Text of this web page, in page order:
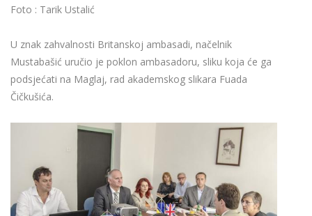
Foto : Tarik Ustalić
U znak zahvalnosti Britanskoj ambasadi, načelnik
Mustabašić uručio je poklon ambasadoru, sliku koja će ga
podsjećati na Maglaj, rad akademskog slikara Fuada
Čičkušića.